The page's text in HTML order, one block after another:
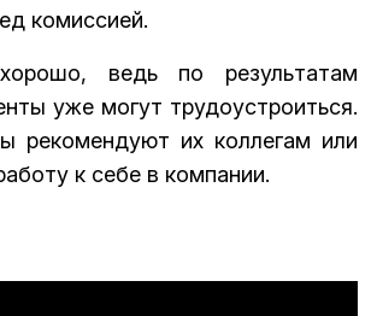
комиссией.
ведь по результатам
уже могут трудоустроиться.
рекомендуют их коллегам или
к себе в компании.